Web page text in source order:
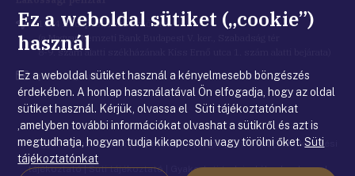
Cím 1054 Budapest, Kiss Ernő utca 1.
(a Magyar Nemzeti Bank Budapest V. ker., Szabadság tér
8-9. szám alatti székházának Kiss Ernő utca 1. szám alatti bejárata)
Email
cím
penztar@mnb.hu
© Magyar Nemzeti Bank |Impresszum|Jogi nyilatkozat|Adatkezelési
tájékoztató|Süti tájékoztató| Gyakorlati tudnivalók a honlappal
Ez a weboldal sütiket („cookie”)
használ
Ez a weboldal sütiket használ a kényelmesebb böngészés
érdekében. A honlap használatával Ön elfogadja, hogy az oldal
sütiket használ. Kérjük, olvassa el Süti tájékoztatónkat
,amelyben további információkat olvashat a sütikről és azt is
megtudhatja, hogyan tudja kikapcsolni vagy törölni őket.Süti
tájékoztatónkat